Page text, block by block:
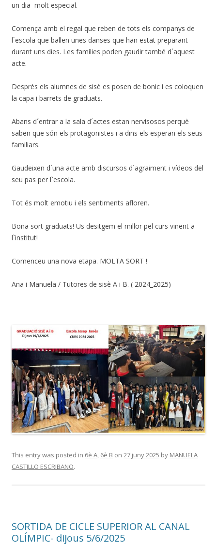
un dia molt especial.
Comença amb el regal que reben de tots els companys de
l`escola que ballen unes danses que han estat preparant
durant uns dies. Les famílies poden gaudir també d´aquest
acte.
Després els alumnes de sisè es posen de bonic i es coloquen
la capa i barrets de graduats.
Abans d´entrar a la sala d´actes estan nervisosos perquè
saben que són els protagonistes i a dins els esperan els seus
familiars.
Gaudeixen d´una acte amb discursos d´agraiment i vídeos del
seu pas per l`escola.
Tot és molt emotiu i els sentiments afloren.
Bona sort graduats! Us desitgem el millor pel curs vinent a
l`institut!
Comenceu una nova etapa. MOLTA SORT !
Ana i Manuela / Tutores de sisè A i B. ( 2024_2025)
This entry was posted in 6è A, 6è B on 27 juny 2025 by MANUELA
CASTILLO ESCRIBANO.
SORTIDA DE CICLE SUPERIOR AL CANAL
OLÍMPIC- dijous 5/6/2025